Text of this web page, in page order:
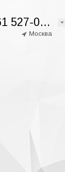
+7 961 527-05-28
Москва